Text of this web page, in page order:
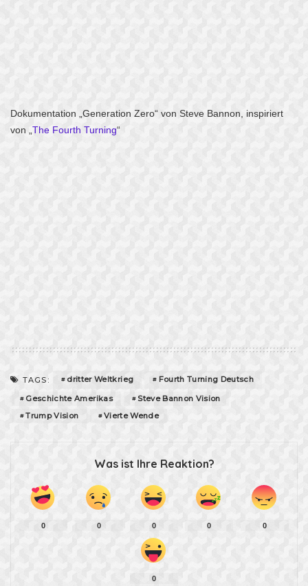
Dokumentation „Generation Zero“ von Steve Bannon, inspiriert
von „ The Fourth Turning“
TAGS: dritter Weltkrieg
Fourth Turning Deutsch
Geschichte Amerikas
Steve Bannon Vision
Trump Vision
Vierte Wende
Was ist Ihre Reaktion?
0 0 0 0 0
0